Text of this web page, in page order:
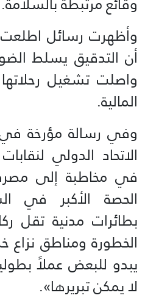
وأظهرت رسائل اطلعت
أن التدقيق يسلط
واصلت تشغيل
المالية.
الاتحاد الدولي
في مخاطبة إلى
الحصة الأكبر في
بطائرات مدنية تقل
الخطورة ومناطق
يبدو للبعض عملاً
لا يمكن تبريرها».